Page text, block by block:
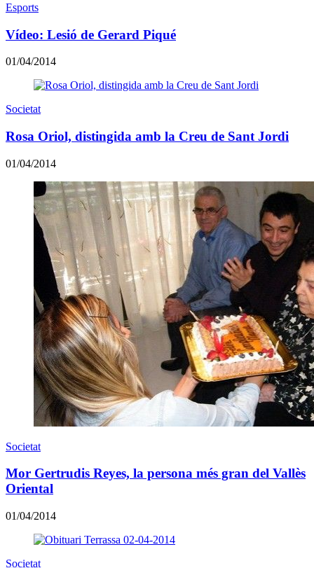
Esports
Vídeo: Lesió de Gerard Piqué
01/04/2014
Societat
Rosa Oriol, distingida amb la Creu de Sant Jordi
01/04/2014
Societat
Mor Gertrudis Reyes, la persona més gran del Vallès
Oriental
01/04/2014
Societat